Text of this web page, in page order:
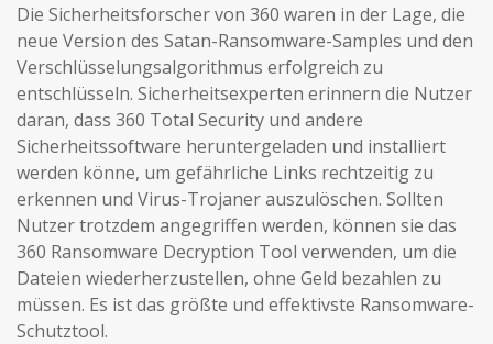
Die Sicherheitsforscher von 360 waren in der Lage, die
neue Version des Satan-Ransomware-Samples und den
Verschlüsselungsalgorithmus erfolgreich zu
entschlüsseln. Sicherheitsexperten erinnern die Nutzer
daran, dass 360 Total Security und andere
Sicherheitssoftware heruntergeladen und installiert
werden könne, um gefährliche Links rechtzeitig zu
erkennen und Virus-Trojaner auszulöschen. Sollten
Nutzer trotzdem angegriffen werden, können sie das
360 Ransomware Decryption Tool verwenden, um die
Dateien wiederherzustellen, ohne Geld bezahlen zu
müssen. Es ist das größte und effektivste Ransomware-
Schutztool.